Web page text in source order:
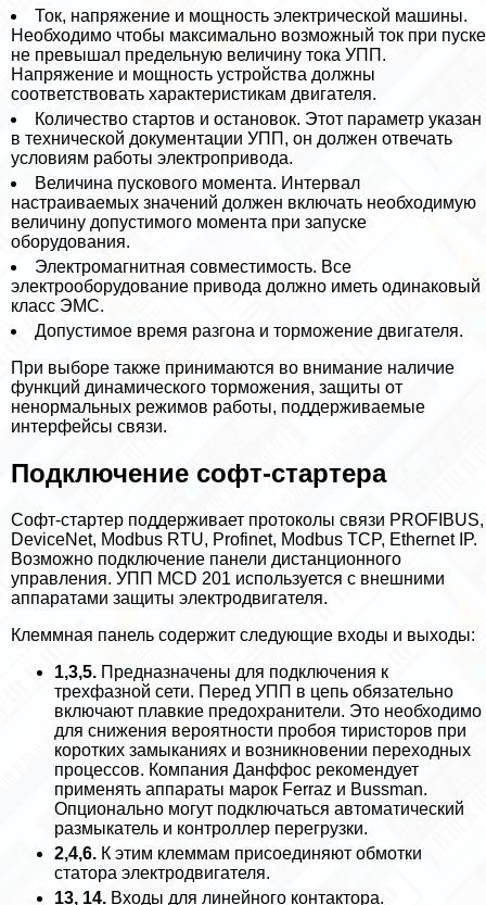
Ток, напряжение и мощность электрической машины.
Необходимо чтобы максимально возможный ток при пуске
не превышал предельную величину тока УПП.
Напряжение и мощность устройства должны
соответствовать хаpaктеристикам двигателя.
Количество стартов и остановок. Этот параметр указан
в технической документации УПП, он должен отвечать
условиям работы электропривода.
Величина пускового момента. Интервал
настраиваемых значений должен включать необходимую
величину допустимого момента при запуске
оборудования.
Электромагнитная совместимость. Все
электрооборудование привода должно иметь одинаковый
класс ЭМС.
Допустимое время разгона и торможение двигателя.
При выборе также принимаются во внимание наличие
функций динамического торможения, защиты от
нeнopмaльных режимов работы, поддерживаемые
интерфейсы связи.
Подключение софт-стартера
Софт-стартер поддерживает протоколы связи PROFIBUS,
DeviceNet, Modbus RTU, Profinet, Modbus TCP, Ethernet IP.
Возможно подключение панели дистанционного
управления. УПП MCD 201 используется с внешними
аппаратами защиты электродвигателя.
Клеммная панель содержит следующие входы и выходы:
1,3,5. Предназначены для подключения к
трехфазной сети. Перед УПП в цепь обязательно
включают плавкие пpeдoxpaнители. Это необходимо
для снижения вероятности пробоя тиристоров при
коротких замыканиях и возникновении переходных
процессов. Компания Данффос рекомендует
применять аппараты марок Ferraz и Bussman.
Опционально могут подключаться автоматический
размыкатель и контроллер перегрузки.
2,4,6. К этим клеммам присоединяют обмотки
статора электродвигателя.
13, 14. Входы для линейного контактора.